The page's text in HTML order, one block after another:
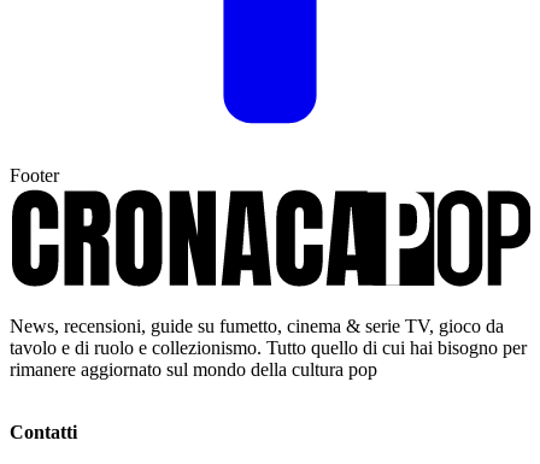
Footer
News, recensioni, guide su fumetto, cinema & serie TV, gioco da
tavolo e di ruolo e collezionismo. Tutto quello di cui hai bisogno per
rimanere aggiornato sul mondo della cultura pop
Contatti